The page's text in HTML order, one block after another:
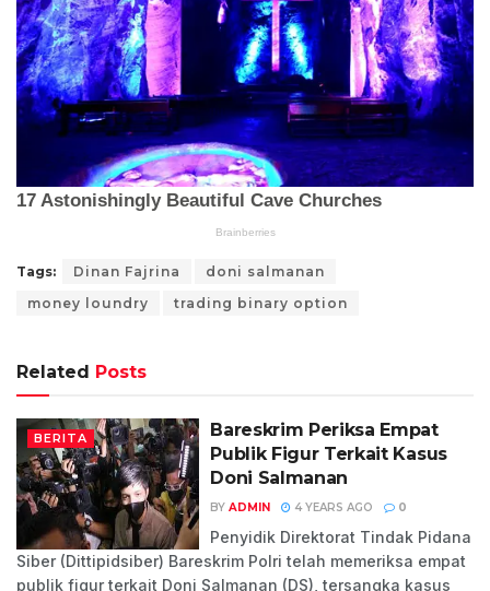
Tags: Dinan Fajrina
doni salmanan
money loundry
trading binary option
Related Posts
BERITA
Bareskrim Periksa Empat
Publik Figur Terkait Kasus
Doni Salmanan
BY ADMIN 4 YEARS AGO 0
Penyidik Direktorat Tindak Pidana
Siber (Dittipidsiber) Bareskrim Polri telah memeriksa empat
publik figur terkait Doni Salmanan (DS), tersangka kasus